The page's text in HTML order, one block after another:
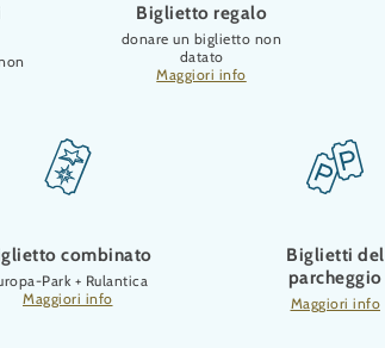
Biglietto regalo
donare un biglietto non
datato
Maggiori info
combinato
Park + Rulantica
Maggiori info
Biglietti del
parcheggio
Maggiori info